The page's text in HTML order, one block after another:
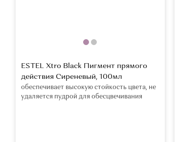
ESTEL Xtro Black Пигмент прямого
действия Сиреневый, 100мл
обеспечивает высокую стойкость цвета, не
удаляется пудрой для обесцвечивания